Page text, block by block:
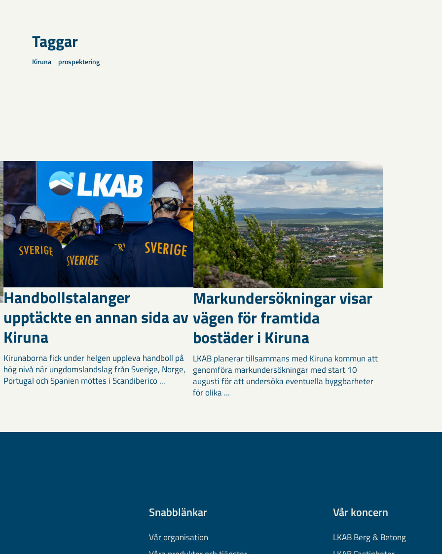
Taggar
Kiruna prospektering
Handbollstalanger
upptäckte en annan sida av
Kiruna
Kirunaborna fick under helgen uppleva handboll på
hög nivå när ungdomslandslag från Sverige, Norge,
Portugal och Spanien möttes i Scandiberico ...
Markundersökningar visar
vägen för framtida
bostäder i Kiruna
LKAB planerar tillsammans med Kiruna kommun att
genomföra markundersökningar med start 10
augusti för att undersöka eventuella byggbarheter
för olika ...
Snabblänkar
Vår organisation
Vår koncern
LKAB Berg & Betong